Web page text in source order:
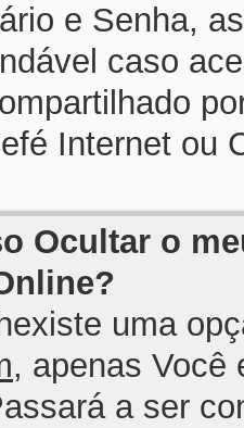
e Senha,
caso
Internet ou
Ocultar o
hexiste uma
, apenas Você
a ser